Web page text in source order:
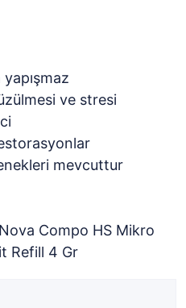
ve stresi
mevcuttur
Compo HS Mikro
Refill 4 Gr